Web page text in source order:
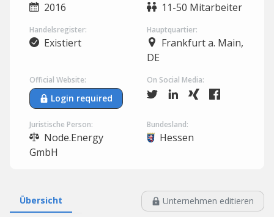
2016 11-50 Mitarbeiter
Handelsregister:
Existiert
Hauptquartier:
Frankfurt a. Main,
DE
Official Website:
Login required
On Social Media:
Juristische Person:
Node.Energy
GmbH
Bundesland:
Hessen
Übersicht Unternehmen editieren